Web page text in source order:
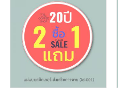
พิมพ์ไวนิล 150X80cm._009